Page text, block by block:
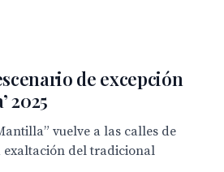
de excepción
2025
vuelve a las calles de
exaltación del tradicional